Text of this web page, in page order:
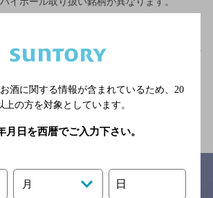
ザ・プレミアム・モルツ香るエールが飲める,
,3,000円以上～5,000円未満の神泡達人店
関連ページ
酒に関する情報が含まれているため、 20
上の方を対象としています。
月日を西暦でご入力下さい。
月 日